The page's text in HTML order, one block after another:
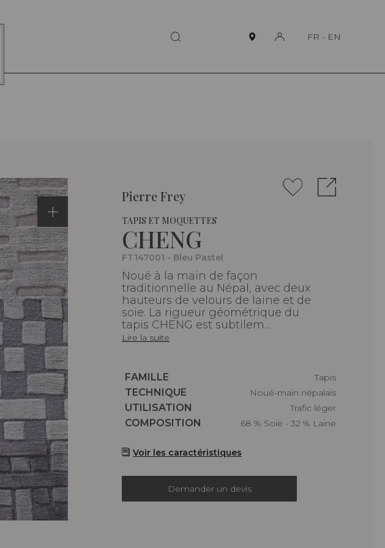
FR - EN
Pierre Frey
TAPIS ET MOQUETTES
CHENG
FT147001 - Bleu Pastel
Noué à la main de façon
traditionnelle au Népal, avec deux
hauteurs de velours de laine et de
soie. La rigueur géométrique du
tapis CHENG est subtilem...
Lire la suite
Caractéristiques
FAMILLE
Tapis
Caractéristiques
TECHNIQUE
Noué-main népalais
Caractéristiques
UTILISATION
Trafic léger
Caractéristiques
COMPOSITION 68 % Soie - 32 % Laine
Voir les caractéristiques
Demander un devis